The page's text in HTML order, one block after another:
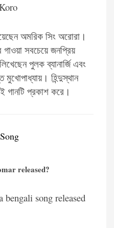
অমরিক সিং অরোরা।
সবচেয়ে জনপ্রিয়
পুলক ব্যানার্জি এবং
মুখোপাধ্যায়। হিন্দুস্থান
গানটি প্রকাশ করে।
released?
song released